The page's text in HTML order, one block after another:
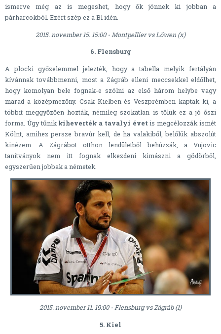
ismerve még az is megeshet, hogy ők jönnek ki jobban a
párharcokból. Ezért szép ez a Bl idén.
2015. november 15. 15:00 - Montpellier vs Löwen (x)
6. Flensburg
A plocki győzelemmel jelezték, hogy a tabella melyik fertályán
kívánnak továbbmenni, most a Zágráb elleni meccsekkel eldőlhet,
hogy komolyan bele fognak-e szólni az első három helybe vagy
marad a középmezőny. Csak Kielben és Veszprémben kaptak ki, a
többit meggyőzően hozták, némileg szokatlan is tőlük ez a jó őszi
forma. Úgy tűnik kiheverték a tavalyi évet is megcélozzák ismét
Kölnt, amihez persze bravúr kell, de ha valakiből, belőlük abszolút
kinézem. A Zágrábot otthon lendületből behúzzák, a Vujovic
tanítványok nem itt fognak elkezdeni kimászni a gödörből,
egyszerűen jobbak a németek.
2015. november 11. 19:00 - Flensburg vs Zágráb (1)
5. Kiel